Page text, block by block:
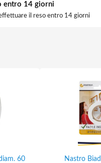
entro 14 giorni
il reso entro 14 giorni
60 Nastro